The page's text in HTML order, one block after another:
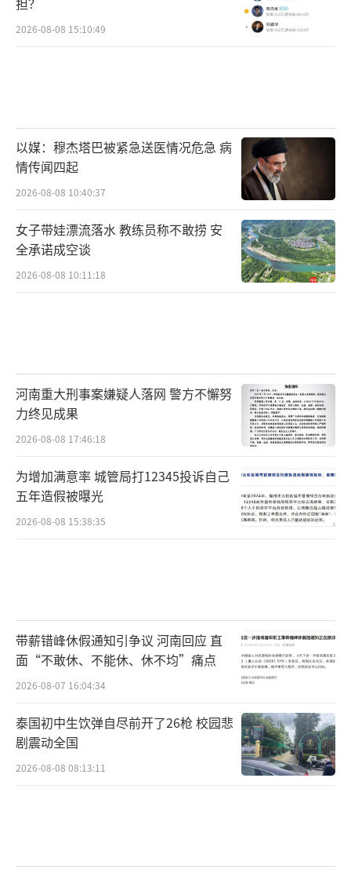
2026-08-08 15:10:49
以媒：穆杰塔巴被紧急送医情况危急 病
情传闻四起
2026-08-08 10:40:37
女子带娃漂流落水 教练员称不敢捞 安
全承诺成空谈
2026-08-08 10:11:18
河南重大刑事案嫌疑人落网 警方不懈努
力终见成果
2026-08-08 17:46:18
为增加满意率 城管局打12345投诉自己
五年造假被曝光
2026-08-08 15:38:35
带薪错峰休假通知引争议 河南回应 直
面“不敢休、不能休、休不均”痛点
2026-08-07 16:04:34
泰国初中生饮弹自尽前开了26枪 校园悲
剧震动全国
2026-08-08 08:13:11